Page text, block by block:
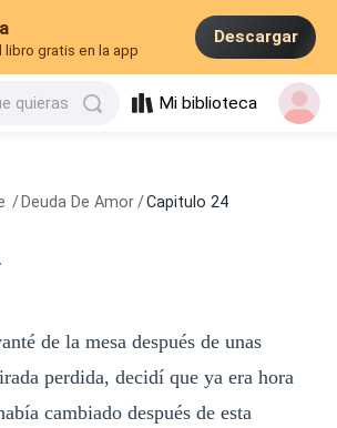
libro gratis en la app
Descargar
quieras Mi biblioteca
/ Deuda De Amor /Capitulo 24
de la mesa después de unas
perdida, decidí que ya era hora
cambiado después de esta